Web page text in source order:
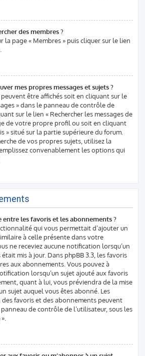
des membres ?
la page « Membres » puis cliquer sur le lien
mes propres messages et sujets ?
être affichés soit en cliquant sur le
» dans le panneau de contrôle de
sur le lien « Rechercher les messages de
de votre propre profil ou soit en cliquant
» situé sur la partie supérieure du forum.
de vos propres sujets, utilisez la
convenablement les options qui
entre les favoris et les abonnements ?
qui vous permettait d’ajouter un
à celle présente dans votre
ne receviez aucune notification lorsqu’un
mis à jour. Dans phpBB 3.3, les favoris
aux abonnements. Vous pouvez à
lorsqu’un sujet ajouté aux favoris
quant à lui, vous préviendra de la mise
sujet auquel vous êtes abonné. Les
favoris et des abonnements peuvent
de contrôle de l’utilisateur, sous les